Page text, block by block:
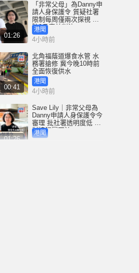
01:26
「非常父母」為Danny申
請人身保護令 質疑社署
限制每周僅兩次探視 高
院9月底前判決
港聞
4小時前
00:41
北角福蔭道爆食水管 水
務署搶修 冀今晚10時前
全面恢復供水
港聞
4小時前
01:26
Save Lily｜非常父母為
Danny申請人身保護令今
審理 批社署透明度低 限
制接觸屬不法
港聞